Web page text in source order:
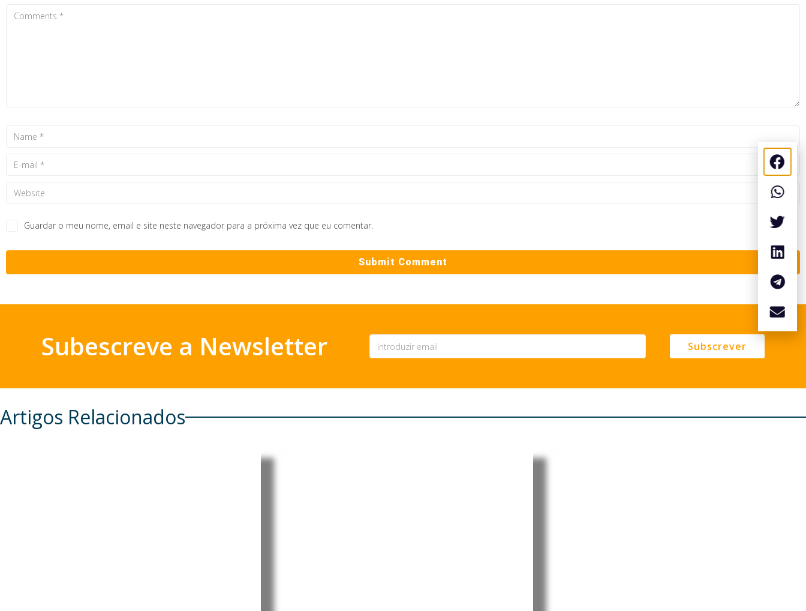
Guardar o meu nome, email e site neste navegador para a próxima vez que eu comentar.
Subescreve a Newsletter Subscrever
Artigos Relacionados